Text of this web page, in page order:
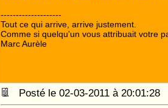
--------------------
Tout ce qui arrive, arrive justement.
Comme si quelqu'un vous attribuait votre
Marc Aurèle
Posté le 02-03-2011 à